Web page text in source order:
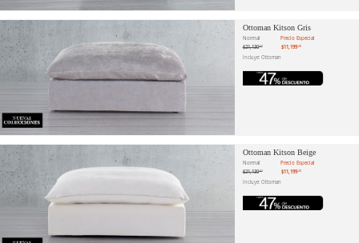
Ottoman Kitson Gris
Normal
$21,130.57
Precio Especial
$11,199.20
Incluye: Ottoman
Ottoman Kitson Beige
Normal
$21,130.57
Precio Especial
$11,199.20
Incluye: Ottoman